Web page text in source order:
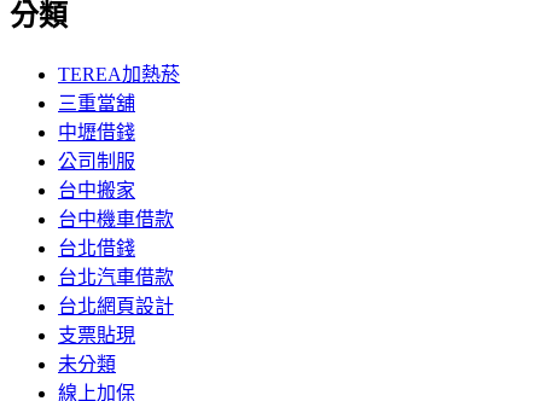
分類
TEREA加熱菸
三重當舖
中壢借錢
公司制服
台中搬家
台中機車借款
台北借錢
台北汽車借款
台北網頁設計
支票貼現
未分類
線上加保